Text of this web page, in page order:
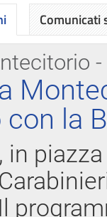
la
in
Comunicati